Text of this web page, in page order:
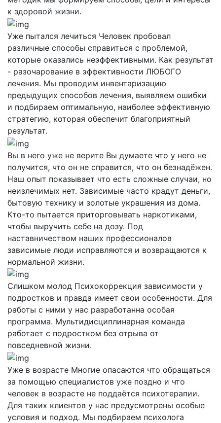
к здоровой жизни.
Уже пытался лечиться Человек пробовал
различные способы справиться с проблемой,
которые оказались неэффективными. Как результат
- разочарование в эффективности ЛЮБОГО
лечения. Мы проводим инвентаризацию
предыдущих способов лечения, выявляем ошибки
и подбираем оптимальную, наиболее эффективную
стратегию, которая обеспечит благоприятный
результат.
Вы в него уже не верите Вы думаете что у него не
получится, что он не справится, что он безнадёжен.
Наш опыт показывает что есть сложные случаи, но
неизлечимых нет. Зависимые часто крадут деньги,
бытовую технику и золотые украшения из дома.
Кто-то пытается приторговывать наркотиками,
чтобы выручить себе на дозу. Под
наставничеством наших профессионалов
зависимые люди исправляются и возвращаются к
нормальной жизни.
Слишком молод Психокоррекция зависимости у
подростков и правда имеет свои особенности. Для
работы с ними у нас разработанна особая
программа. Мультидисциплинарная команда
работает с подростком без отрыва от
повседневной жизни.
Уже в возрасте Многие опасаются что обращаться
за помощью специалистов уже поздно и что
человек в возрасте не поддаётся психотерапии.
Для таких клиентов у нас предусмотрены особые
условия и подход. Мы подбираем психолога